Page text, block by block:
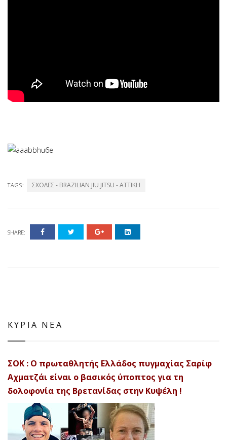
TAGS: ΣΧΟΛΕΣ - BRAZILIAN JIU JITSU - ΑΤΤΙΚΗ
SHARE:
ΚΥΡΙΑ ΝΕΑ
ΣΟΚ : Ο πρωταθλητής Ελλάδος πυγμαχίας Σαρίφ
Αχματζάι είναι ο βασικός ύποπτος για τη
δολοφονία της Βρετανίδας στην Κυψέλη !